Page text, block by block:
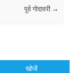
पूर्व गोदावरी →
खोजें